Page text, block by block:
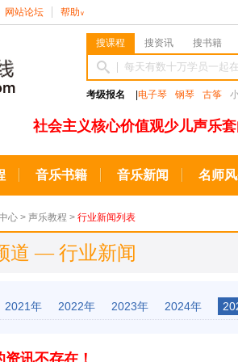
网站论坛 帮助 ∨
搜课程 搜资讯 搜书籍
考级报名 电子琴 钢琴 古筝
社会主义核心价值观少儿声乐
音乐书籍 音乐新闻 名师
心 > 声乐教程 > 行业新闻列表
道 — 行业新闻
2021年 2022年 2023年 2024年
讯不存在！